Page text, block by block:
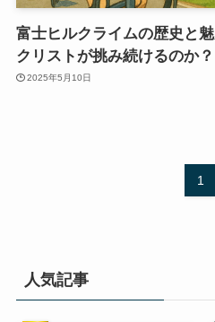
富士ヒルクライムの歴史と
クリストが挑み続けるのか？
2025年5月10日
1
人気記事